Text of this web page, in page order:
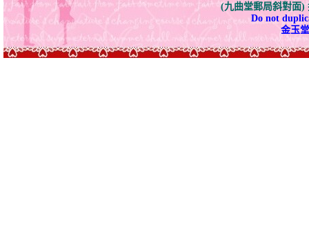
(九曲堂郵局斜對面)
Do not
金玉